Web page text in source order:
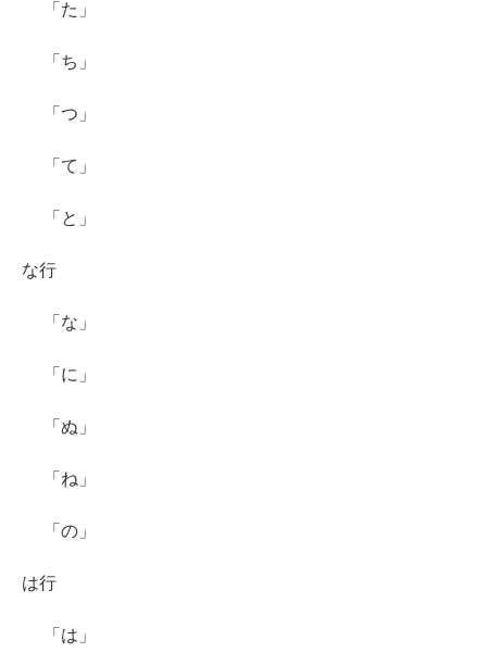
「た」
「ち」
「つ」
「て」
「と」
な行
「な」
「に」
「ぬ」
「ね」
「の」
は行
「は」